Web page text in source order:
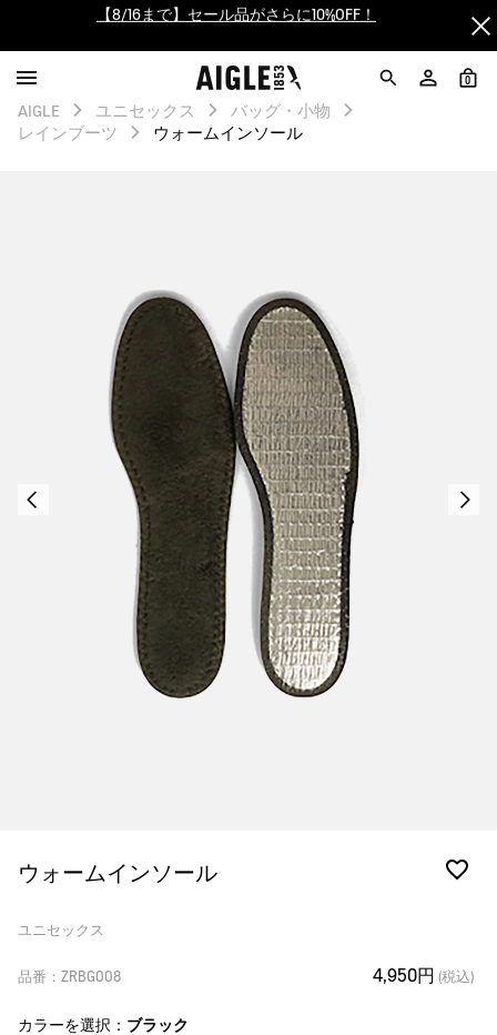
ログイン/会員登録で送料＆返品無料
AIGLE CLUB ポイントサービス終了のお知らせ
AIGLE CLUB ポイントサービス終了のお知らせ
0
AIGLE ユニセックス
バッグ・小物
レインブーツ
ウォームインソール
ウォームインソール
ユニセックス
品番：ZRBG008 4,950円 (税込)
カラーを選択： ブラック